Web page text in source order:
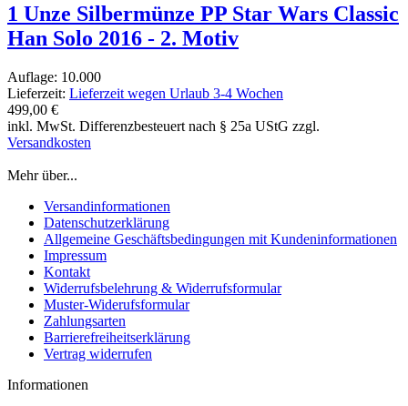
1 Unze Silbermünze PP Star Wars Classic
Han Solo 2016 - 2. Motiv
Auflage: 10.000
Lieferzeit: Lieferzeit wegen Urlaub 3-4 Wochen
499,00 €
inkl. MwSt. Differenzbesteuert nach § 25a UStG zzgl.
Versandkosten
Mehr über...
Versandinformationen
Datenschutzerklärung
Allgemeine Geschäftsbedingungen mit Kundeninformationen
Impressum
Kontakt
Widerrufsbelehrung & Widerrufsformular
Muster-Widerufsformular
Zahlungsarten
Barrierefreiheitserklärung
Vertrag widerrufen
Informationen